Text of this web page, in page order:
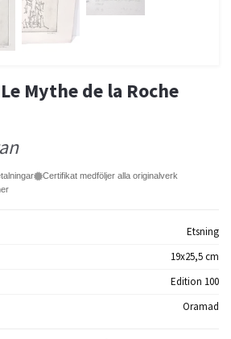
Mythe de la Roche
Certifikat medföljer alla originalverk
Etsning
19x25,5 cm
Edition 100
Oramad